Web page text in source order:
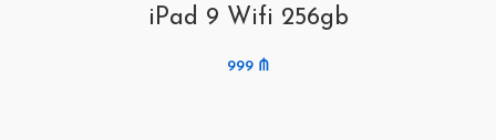
iPad 9 Wifi 256gb
999 ₼